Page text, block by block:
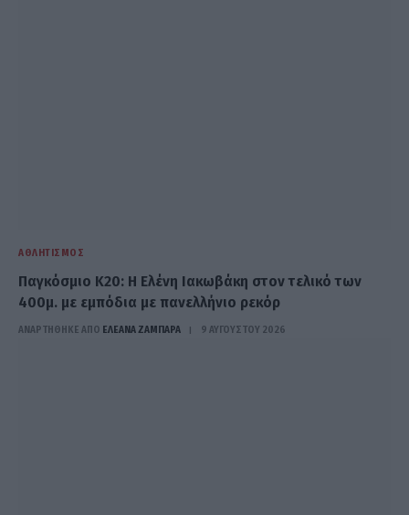
ΑΘΛΗΤΙΣΜΌΣ
Παγκόσμιο Κ20: Η Ελένη Ιακωβάκη στον τελικό των
400μ. με εμπόδια με πανελλήνιο ρεκόρ
ΑΝΑΡΤΗΘΗΚΕ ΑΠΟ ΕΛΕΑΝΑ ΖΑΜΠΑΡΑ 9 ΑΥΓΟΎΣΤΟΥ 2026